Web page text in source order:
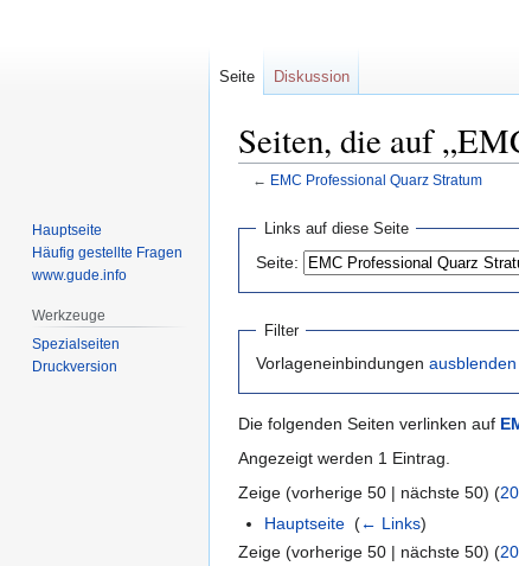
Seiten, die auf
← EMC Professional Quarz Stratum
Navigation
springen
springen
Links auf diese Seite
Seite:
Filter
Vorlageneinbindungen ausblenden
Die folgenden Seiten verlinken auf
Angezeigt werden 1 Eintrag.
Zeige (vorherige 50 | nächste 50) (20
Hauptseite ‎(← Links)
Zeige (vorherige 50 | nächste 50) (20
Seite Diskussion
Hauptseite
Häufig gestellte Fragen
www.gude.info
Werkzeuge
Spezialseiten
Druckversion